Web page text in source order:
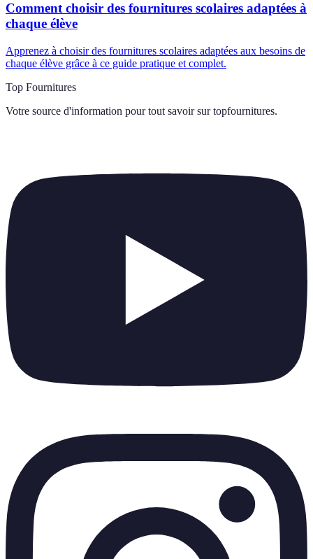
Comment choisir des fournitures scolaires adaptées à
chaque élève
Apprenez à choisir des fournitures scolaires adaptées aux besoins de
chaque élève grâce à ce guide pratique et complet.
Top Fournitures
Votre source d'information pour tout savoir sur topfournitures.